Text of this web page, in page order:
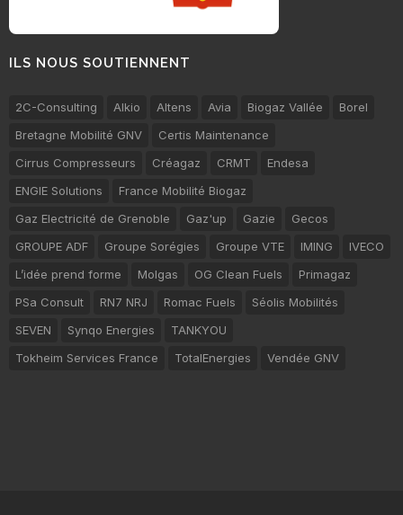
ILS NOUS SOUTIENNENT
2C-Consulting Alkio Altens Avia Biogaz Vallée
Borel
Bretagne Mobilité GNV
Certis Maintenance
Cirrus Compresseurs
Créagaz CRMT
Endesa
ENGIE Solutions
France Mobilité Biogaz
Gaz Electricité de Grenoble
Gaz'up Gazie
Gecos
GROUPE ADF
Groupe Sorégies Groupe VTE IMING
IVECO
L’idée prend forme
Molgas OG Clean Fuels
Primagaz
PSa Consult
RN7 NRJ Romac Fuels
Séolis Mobilités
SEVEN
Synqo Energies
TANKYOU
Tokheim Services France
TotalEnergies Vendée GNV